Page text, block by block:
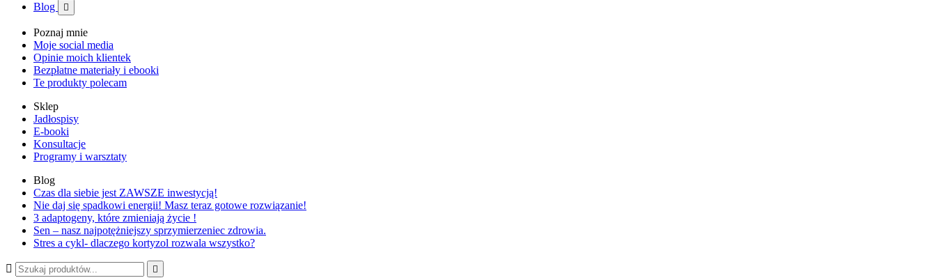
Blog 
Poznaj mnie
Moje social media
Opinie moich klientek
Bezpłatne materiały i ebooki
Te produkty polecam
Sklep
Jadłospisy
E-booki
Konsultacje
Programy i warsztaty
Blog
Czas dla siebie jest ZAWSZE inwestycją!
Nie daj się spadkowi energii! Masz teraz gotowe rozwiązanie!
3 adaptogeny, które zmieniają życie !
Sen – nasz najpotężniejszy sprzymierzeniec zdrowia.
Stres a cykl- dlaczego kortyzol rozwala wszystko?
 